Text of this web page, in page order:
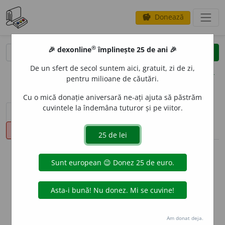
savings Donează
clear
opțiuni
sinteza definițiilor (1) definiții (14)
declinări
info
Aceste definiții sunt compilate de
echipa dexonline. Definițiile
originale se află pe filadefiniții.
Puteți reordona filele pe pagina de
🎉 dexonline® împlinește 25 de ani 🎉
De un sfert de secol suntem aici, gratuit, zi de zi,
pentru milioane de căutări.
Cu o mică donație aniversară ne-ați ajuta să păstrăm
cuvintele la îndemâna tuturor și pe viitor.
Am donat deja.